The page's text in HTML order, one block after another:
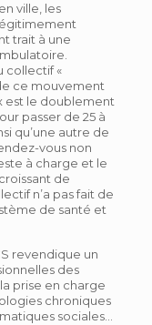
ville, les
trait à une
collectif «
ce mouvement
est le doublement
passer de 25 à
qu’une autre de
vous non
à charge et le
de
n’a pas fait de
de santé et
revendique un
des
prise en charge
chroniques
sociales…